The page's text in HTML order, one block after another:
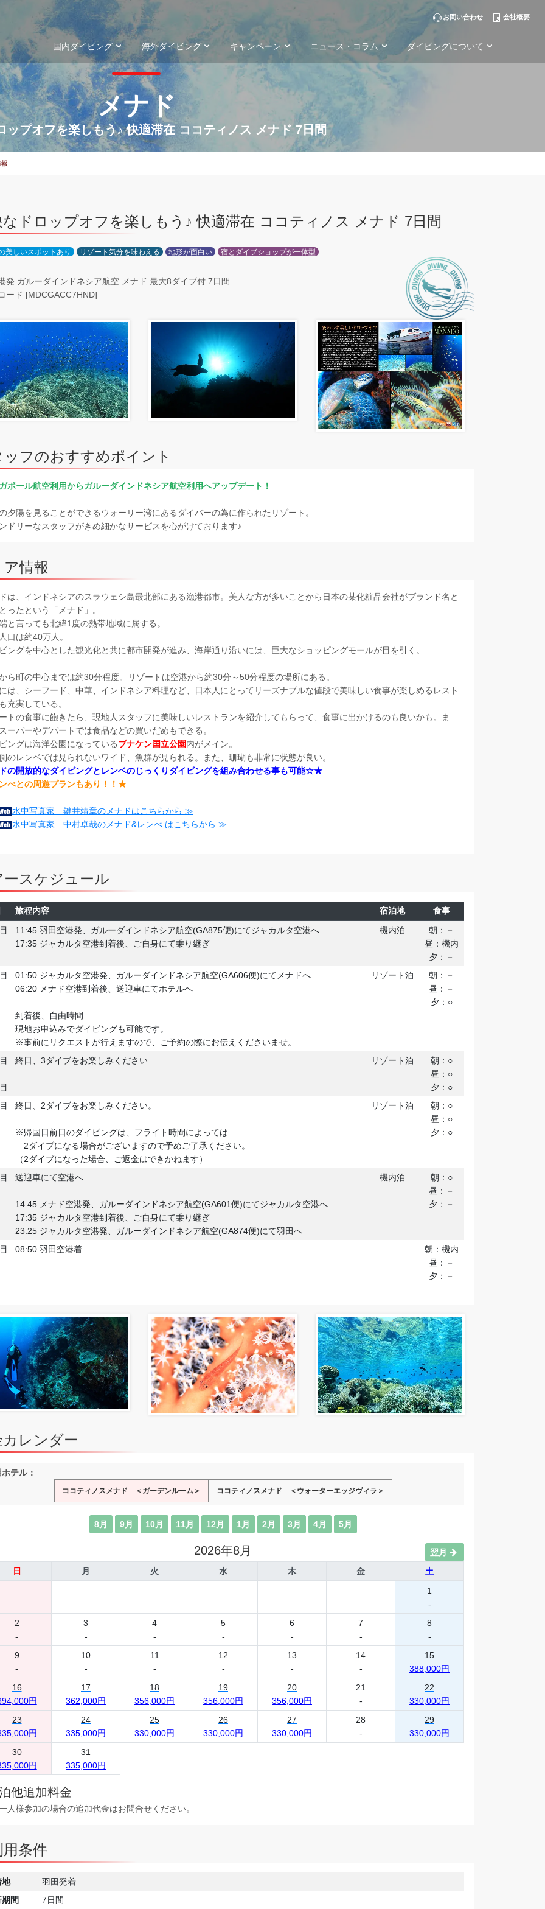
メナド
ップオフを楽しもう♪ 快適滞在 ココティノス メナド 7日間
なドロップオフを楽しもう♪ 快適滞在 ココティノス メナド 7日間
美しいスポットあり リゾート気分を味わえる 地形が面白い 宿とダイブショップが一体型
発 ガルーダインドネシア航空 メナド 最大8ダイブ付 7日間
ード [MDCGACC7HND]
ッフのおすすめポイント
ポール航空利用からガルーダインドネシア航空利用へアップデート！
夕陽を見ることができるウォーリー湾にあるダイバーの為に作られたリゾート。
ドリーなスタッフがきめ細かなサービスを心がけております♪
情報
は、インドネシアのスラウェシ島最北部にある漁港都市。美人な方が多いことから日本の某化粧品会社がブランド名と
ったという「メナド」。
と言っても北緯1度の熱帯地域に属する。
口は約40万人。
ングを中心とした観光化と共に都市開発が進み、海岸通り沿いには、巨大なショッピングモールが目を引く。
ら町の中心までは約30分程度。リゾートは空港から約30分～50分程度の場所にある。
は、シーフード、中華、インドネシア料理など、日本人にとってリーズナブルな値段で美味しい食事が楽しめるレスト
充実している。
トの食事に飽きたら、現地人スタッフに美味しいレストランを紹介してもらって、食事に出かけるのも良いかも。ま
ーパーやデパートでは食品などの買いだめもできる。
ングは海洋公園になっているブナケン国立公園内がメイン。
のレンベでは見られないワイド、魚群が見られる。また、珊瑚も非常に状態が良い。
の開放的なダイビングとレンベのじっくりダイビングを組み合わせる事も可能☆★
べとの周遊プランもあり！！★
水中写真家 鍵井靖章のメナドはこちらから ≫
水中写真家 中村卓哉のメナド&レンべ はこちらから ≫
ースケジュール
旅程内容 宿泊地
食事
11:45 羽田空港発、ガルーダインドネシア航空(GA875便)にてジャカルタ空港へ
17:35 ジャカルタ空港到着後、ご自身にて乗り継ぎ
機内泊
朝：－
昼：機内
夕：－
01:50 ジャカルタ空港発、ガルーダインドネシア航空(GA606便)にてメナドへ
06:20 メナド空港到着後、送迎車にてホテルへ
到着後、自由時間
現地お申込みでダイビングも可能です。
※事前にリクエストが行えますので、ご予約の際にお伝えくださいませ。
リゾート泊
朝：－
昼：－
夕：○
終日、3ダイブをお楽しみください リゾート泊
朝：○
昼：○
夕：○
終日、2ダイブをお楽しみください。
※帰国日前日のダイビングは、フライト時間によっては
2ダイブになる場合がございますので予めご了承ください。
（2ダイブになった場合、ご返金はできかねます）
リゾート泊
朝：○
昼：○
夕：○
送迎車にて空港へ
14:45 メナド空港発、ガルーダインドネシア航空(GA601便)にてジャカルタ空港へ
17:35 ジャカルタ空港到着後、ご自身にて乗り継ぎ
23:25 ジャカルタ空港発、ガルーダインドネシア航空(GA874便)にて羽田へ
機内泊
朝：○
昼：－
夕：－
08:50 羽田空港着
朝：機内
昼：－
夕：－
レンダー
テル：
ココティノスメナド ＜ガーデンルーム＞ ココティノスメナド ＜ウォーターエッジヴィラ＞
8月 9月 10月 11月 12月 1月 2月 3月 4月 5月
2026年8月
翌月
日
月 火 水 木 金
土
1
-
2
-
3
-
4
-
5
-
6
-
7
-
8
-
9
-
10
-
11
-
12
-
13
-
14
-
15
388,000円
16
円
17
362,000円
18
356,000円
19
356,000円
20
356,000円
21
-
22
330,000円
23
円
24
335,000円
25
330,000円
26
330,000円
27
330,000円
28
-
29
330,000円
30
円
31
335,000円
他追加料金
人様参加の場合の追加代金はお問合せください。
条件
地
羽田発着
間
7日間
お問い合わせ 会社概要
国内ダイビング 海外ダイビング キャンペーン ニュース・コラム ダイビングについて